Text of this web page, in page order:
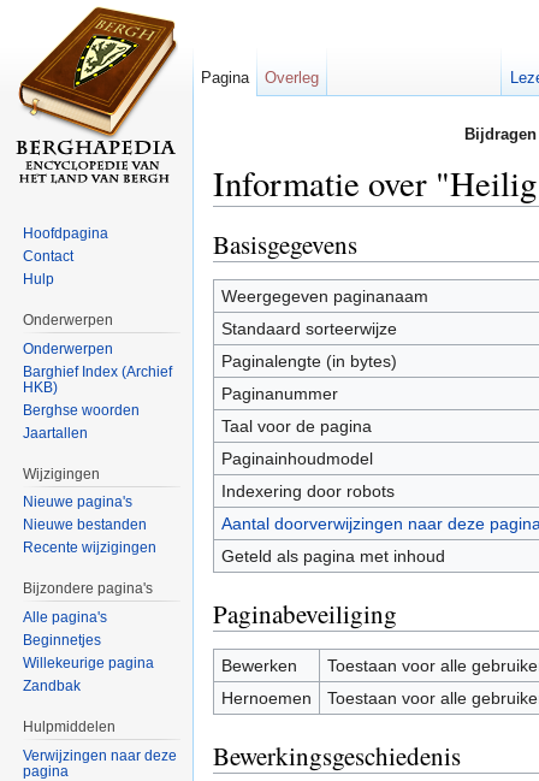
Informatie over
Basisgegevens
Weergegeven paginanaam
Standaard sorteerwijze
Paginalengte (in bytes)
Paginanummer
Taal voor de pagina
Paginainhoudmodel
Indexering door robots
Aantal doorverwijzingen naar deze
Geteld als pagina met inhoud
Paginabeveiliging
Bewerken
Toestaan voor alle
Hernoemen
Toestaan voor alle
Bewerkingsgeschiedenis
Pagina Overleg
Hoofdpagina
Contact
Hulp
Onderwerpen
Onderwerpen
Barghief Index (Archief
HKB)
Berghse woorden
Jaartallen
Wijzigingen
Nieuwe pagina's
Nieuwe bestanden
Recente wijzigingen
Bijzondere pagina's
Alle pagina's
Beginnetjes
Willekeurige pagina
Zandbak
Hulpmiddelen
Verwijzingen naar deze
pagina